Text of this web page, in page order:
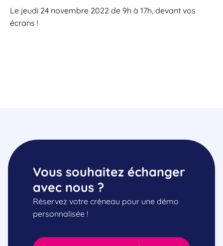
Le jeudi 24 novembre 2022 de 9h à 17h, devant vos
écrans !
Vous souhaitez échanger
avec nous ?
Réservez votre créneau pour une démo
personnalisée !